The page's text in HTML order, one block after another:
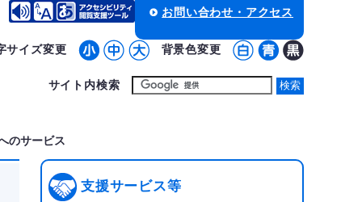
お問い合わせ・アクセス
サイズ変更 背景色変更
サイト内検索
のサービス
支援サービス等